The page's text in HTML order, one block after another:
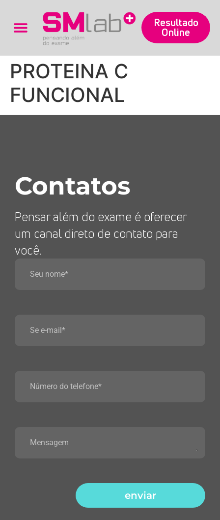
Resultado
Online
PROTEINA C
FUNCIONAL
Contatos
Pensar além do exame é oferecer
um canal direto de contato para
você.
enviar